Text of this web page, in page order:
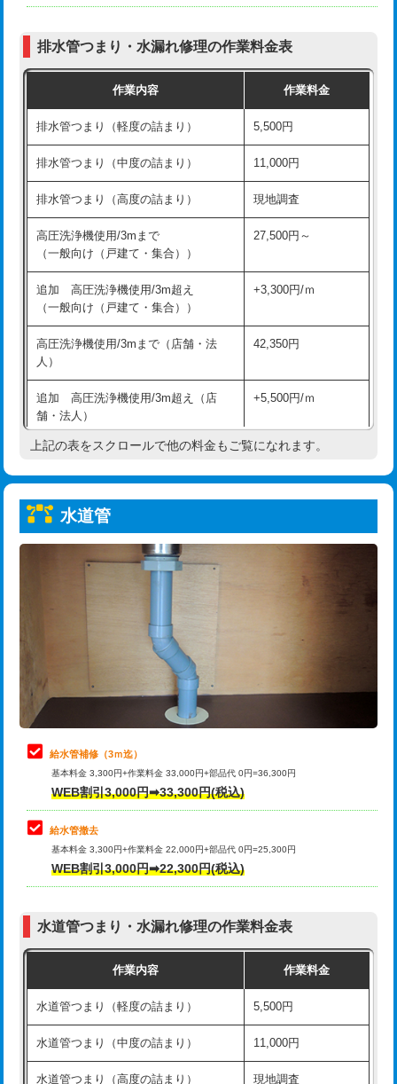
追加人工 16,500円
現場見積
※給水管工事は20mmまでの価格です。
交換・取付（その他部品） 11,000円+材料費
持込商品取付（単水栓） 13,200円
持込商品取付（混合水栓） 16,500円
持込商品取付（浄水器・分岐水栓） 16,500円
給水管工事※（ホール加工) 16,500円
給水管工事※（バンド止め) 3,300円
給水管工事※（支持金具設置)
給水管工事※（保温材使用（バンド止
め込み）)
5,500円
給水管工事※（土の掘削・埋め戻し作
業)
11,000円
給水管工事※（塩ビ管（VP・HI）使
用/3ｍまで)
33,000円
給水管工事※（塩ビ管（VP・HI）使
+8,800円
給水管工事※（ライニング鋼管・銅
管・ポリ管・HT管使用/3ｍまで)
給水管工事※（ライニング鋼管・銅
管・ポリ管・HT管使用/3ｍ超え)
排水管工事（土の掘削・埋め戻し作
11,000円~
排水管工事（排水管工事/3ｍまで） 55,000円
排水管工事（追加 排水管工事/3ｍ超
マス交換（土の掘削・埋め戻し作業）
マス交換（深さ50㎝未満）
マス交換（深さ50㎝以上）
コンクリート斫り（厚さ10㎝まで）
モルタル補修（厚さ10㎝超え） 38,500円
洗面台設置 38,500円
化粧台設置 22,000円
排水管つまり・水漏れ修理の作業料金表
作業内容 作業料金
排水管つまり（軽度の詰まり） 5,500円
排水管つまり（中度の詰まり） 11,000円
排水管つまり（高度の詰まり） 現地調査
高圧洗浄機使用/3mまで
（一般向け（戸建て・集合））
27,500円～
追加 高圧洗浄機使用/3m超え
（一般向け（戸建て・集合））
+3,300円/ｍ
高圧洗浄機使用/3mまで（店舗・法
人）
42,350円
追加 高圧洗浄機使用/3m超え（店
舗・法人）
+5,500円/ｍ
高度高圧洗浄換 現地調査
トーラー機使用/3mまで
追加トーラー機使用/3m超え
33,000円
8,800円
止水・漏水調査・防水処理・清掃・修
理・調整・分解・加工など（軽作業）
11,000円
止水・漏水調査・防水処理・清掃・修
理・調整・分解・加工など（中作業）
止水・漏水調査・防水処理・清掃・修
理・調整・分解・加工など（重作業）
33,000円
その他部品の脱着
交換・取付（タンク）
式）)
式・ワンホール）)
交換・取付(排水栓・排水トラップ
22,000円+材料費
上記の表をスクロールで他の料金もご覧になれます。
水道管
給水管補修（3ｍ迄）
基本料金 3,300円+作業料金 33,000円+部品代 0円=36,300円
WEB割引3,000円➡33,300円(税込)
給水管撤去
基本料金 3,300円+作業料金 22,000円+部品代 0円=25,300円
WEB割引3,000円➡22,300円(税込)
水道管つまり・水漏れ修理の作業料金表
作業内容 作業料金
水道管つまり（軽度の詰まり） 5,500円
水道管つまり（中度の詰まり） 11,000円
水道管つまり（高度の詰まり） 現地調査